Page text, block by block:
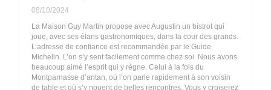
08/10/2024
La Maison Guy Martin propose avec Augustin un bistrot qui
joue, avec ses élans gastronomiques, dans la cour des grands.
L’adresse de confiance est recommandée par le Guide
Michelin. L’on s’y sent facilement comme chez soi. Nous avons
beaucoup aimé l’esprit qui y règne. Celui à la fois du
Montparnasse d’antan, où l’on parle rapidement à son voisin
de table et où s’y nouent de belles rencontres. Vous y croiserez